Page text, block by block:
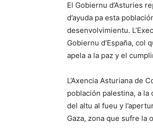
El Gobiernu d’Asturies
d’ayuda pa esta
desenvolvimientu.
Gobiernu d’España, col
apela a la paz y el
L’Axencia Asturiana de
población palestina, a la
del altu al fueu y
Gaza, zona que sufre la